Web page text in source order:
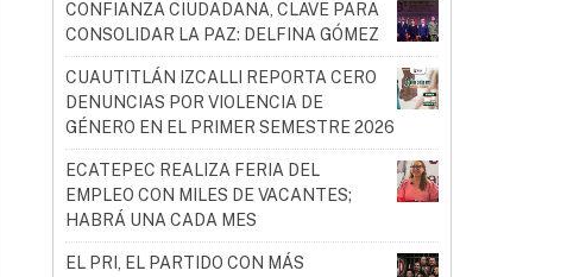
CONFIANZA CIUDADANA, CLAVE PARA
CONSOLIDAR LA PAZ: DELFINA GÓMEZ
CUAUTITLÁN IZCALLI REPORTA CERO
DENUNCIAS POR VIOLENCIA DE
GÉNERO EN EL PRIMER SEMESTRE 2026
ECATEPEC REALIZA FERIA DEL
EMPLEO CON MILES DE VACANTES;
HABRÁ UNA CADA MES
EL PRI, EL PARTIDO CON MÁS